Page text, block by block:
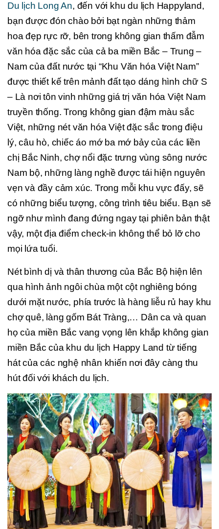
Du lịch Long An, đến với khu du lịch Happyland,
bạn được đón chào bởi bạt ngàn những thảm
hoa đẹp rực rỡ, bên trong không gian thấm đẫm
văn hóa đặc sắc của cả ba miền Bắc – Trung –
Nam của đất nước tại “Khu Văn hóa Việt Nam”
được thiết kế trên mảnh đất tạo dáng hình chữ S
– Là nơi tôn vinh những giá trị văn hóa Việt Nam
truyền thống. Trong không gian đậm màu sắc
Việt, những nét văn hóa Việt đặc sắc trong điệu
lý, câu hò, chiếc áo mớ ba mớ bảy của các liền
chị Bắc Ninh, chợ nổi đặc trưng vùng sông nước
Nam bộ, những làng nghề được tái hiện nguyên
vẹn và đầy cảm xúc. Trong mỗi khu vực đấy, sẽ
có những biểu tượng, công trình tiêu biểu. Bạn sẽ
ngỡ như mình đang đứng ngay tại phiên bản thật
vậy, một địa điểm check-in không thể bỏ lỡ cho
mọi lứa tuổi.
Nét bình dị và thân thương của Bắc Bộ hiện lên
qua hình ảnh ngôi chùa một cột nghiêng bóng
dưới mặt nước, phía trước là hàng liễu rủ hay khu
chợ quê, làng gốm Bát Tràng,… Dân ca và quan
họ của miền Bắc vang vọng lên khắp không gian
miền Bắc của khu du lịch Happy Land từ tiếng
hát của các nghệ nhân khiến nơi đây càng thu
hút đối với khách du lịch.